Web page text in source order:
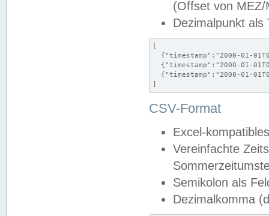
(Offset von MEZ/
Dezimalpunkt als
[
{"timestamp":"2000-01-
{"timestamp":"2000-01-
{"timestamp":"2000-01-
]
CSV-Format
Excel-
Vereinfachte
Semikolon als
Dezimalkomma